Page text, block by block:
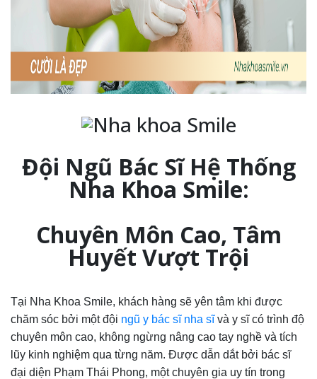
Đội Ngũ Bác Sĩ Hệ Thống
Nha Khoa Smile:
Chuyên Môn Cao, Tâm
Huyết Vượt Trội
Tại Nha Khoa Smile, khách hàng sẽ yên tâm khi được
chăm sóc bởi một đội ngũ y bác sĩ nha sĩvà y sĩ có trình độ
chuyên môn cao, không ngừng nâng cao tay nghề và tích
lũy kinh nghiệm qua từng năm. Được dẫn dắt bởi bác sĩ
đại diện Phạm Thái Phong, một chuyên gia uy tín trong